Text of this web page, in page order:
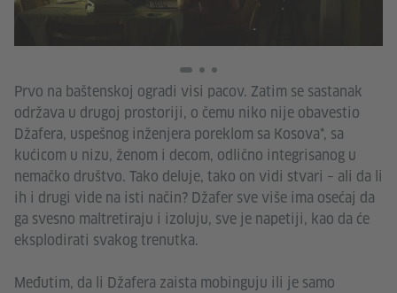
Prvo na baštenskoj ogradi visi pacov. Zatim se sastanak
održava u drugoj prostoriji, o čemu niko nije obavestio
Džafera, uspešnog inženjera poreklom sa Kosova*, sa
kućicom u nizu, ženom i decom, odlično integrisanog u
nemačko društvo. Tako deluje, tako on vidi stvari – ali da li
ih i drugi vide na isti način? Džafer sve više ima osećaj da
ga svesno maltretiraju i izoluju, sve je napetiji, kao da će
eksplodirati svakog trenutka.
Međutim, da li Džafera zaista mobinguju ili je samo